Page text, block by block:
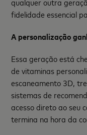
fidelidade essencial
A personalização
Essa geração está
de vitaminas
escaneamento 3D,
sistemas de
acesso direto ao seu
termina na hora da